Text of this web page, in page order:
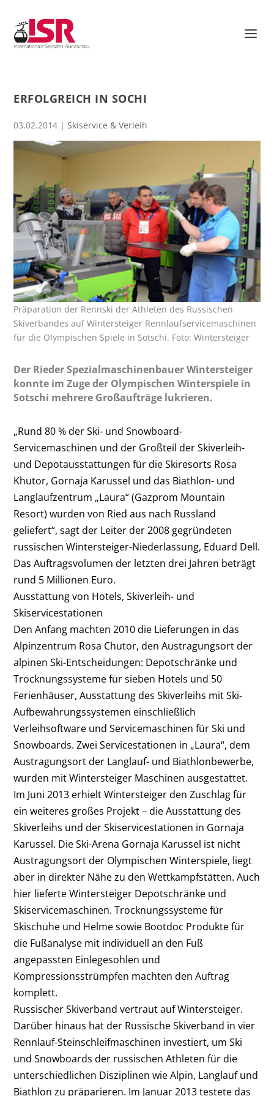
ERFOLGREICH IN SOCHI
03.02.2014 |Skiservice & Verleih
Präparation der Rennski der Athleten des Russischen
Skiverbandes auf Wintersteiger Rennlaufservicemaschinen
für die Olympischen Spiele in Sotschi. Foto: Wintersteiger
Der Rieder Spezialmaschinenbauer Wintersteiger
konnte im Zuge der Olympischen Winterspiele in
Sotschi mehrere Großaufträge lukrieren.
„Rund 80 % der Ski- und Snowboard-
Servicemaschinen und der Großteil der Skiverleih-
und Depotausstattungen für die Skiresorts Rosa
Khutor, Gornaja Karussel und das Biathlon- und
Langlaufzentrum „Laura“ (Gazprom Mountain
Resort) wurden von Ried aus nach Russland
geliefert“, sagt der Leiter der 2008 gegründeten
russischen Wintersteiger-Niederlassung, Eduard Dell.
Das Auftragsvolumen der letzten drei Jahren beträgt
rund 5 Millionen Euro.
Ausstattung von Hotels, Skiverleih- und
Skiservicestationen
Den Anfang machten 2010 die Lieferungen in das
Alpinzentrum Rosa Chutor, den Austragungsort der
alpinen Ski-Entscheidungen: Depotschränke und
Trocknungssysteme für sieben Hotels und 50
Ferienhäuser, Ausstattung des Skiverleihs mit Ski-
Aufbewahrungssystemen einschließlich
Verleihsoftware und Servicemaschinen für Ski und
Snowboards. Zwei Servicestationen in „Laura“, dem
Austragungsort der Langlauf- und Biathlonbewerbe,
wurden mit Wintersteiger Maschinen ausgestattet.
Im Juni 2013 erhielt Wintersteiger den Zuschlag für
ein weiteres großes Projekt – die Ausstattung des
Skiverleihs und der Skiservicestationen in Gornaja
Karussel. Die Ski-Arena Gornaja Karussel ist nicht
Austragungsort der Olympischen Winterspiele, liegt
aber in direkter Nähe zu den Wettkampfstätten. Auch
hier lieferte Wintersteiger Depotschränke und
Skiservicemaschinen. Trocknungssysteme für
Skischuhe und Helme sowie Bootdoc Produkte für
die Fußanalyse mit individuell an den Fuß
angepassten Einlegesohlen und
Kompressionsstrümpfen machten den Auftrag
komplett.
Russischer Skiverband vertraut auf Wintersteiger.
Darüber hinaus hat der Russische Skiverband in vier
Rennlauf-Steinschleifmaschinen investiert, um Ski
und Snowboards der russischen Athleten für die
unterschiedlichen Disziplinen wie Alpin, Langlauf und
Biathlon zu präparieren. Im Januar 2013 testete das